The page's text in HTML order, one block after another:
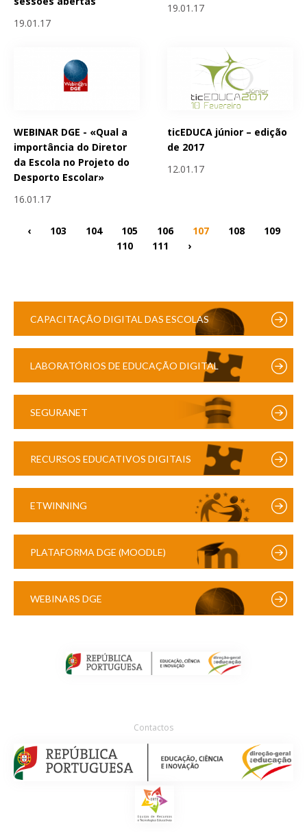
19.01.17
19.01.17
WEBINAR DGE - «Qual a
importância do Diretor
da Escola no Projeto do
Desporto Escolar»
16.01.17
ticEDUCA júnior – edição
de 2017
12.01.17
‹ 103 104 105 106 107 108
109
110
111 ›
CAPACITAÇÃO DIGITAL DAS ESCOLAS
LABORATÓRIOS DE EDUCAÇÃO DIGITAL
SEGURANET
RECURSOS EDUCATIVOS DIGITAIS
ETWINNING
PLATAFORMA DGE (MOODLE)
WEBINARS DGE
Contactos